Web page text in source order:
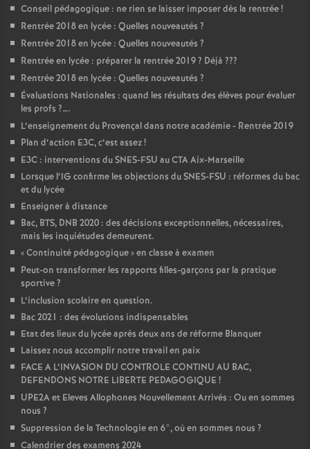
Conseil pédagogique : ne rien se laisser imposer dès la rentrée!
Rentrée 2018 en lycée : Quelles nouveautés ?
Rentrée 2018 en lycée : Quelles nouveautés ?
Rentrée en lycée : préparer la rentrée 2019? Déjà ???
Rentrée 2018 en lycée : Quelles nouveautés ?
Évaluations Nationales : quand les résultats des élèves pour évaluer
les profs ?….
L’enseignement du Provençal dans notre académie - Rentrée 2019
Plan d’action E3C, c’est assez!
E3C : interventions du SNES-FSU au CTA Aix-Marseille
Lorsque l’IG confirme les objections du SNES-FSU : réformes du bac
et du lycée
Enseigner à distance
Bac, BTS, DNB 2020 : des décisions exceptionnelles, nécessaires,
mais les inquiétudes demeurent.
«Continuité pédagogique» en classe à examen
Peut-on transformer les rapports filles-garçons par la pratique
sportive?
L’inclusion scolaire en question.
Bac 2021 : des évolutions indispensables
Etat des lieux du lycée après deux ans de réforme Blanquer
Laissez nous accomplir notre travail en paix
FACE A L’INVASION DU CONTROLE CONTINU AU BAC,
DEFENDONS NOTRE LIBERTE PEDAGOGIQUE !
UPE2A et Eleves Allophones Nouvellement Arrivés : Ou en sommes
nous ?
Suppression de la Technologie en 6°, où en sommes nous ?
Calendrier des examens 2024